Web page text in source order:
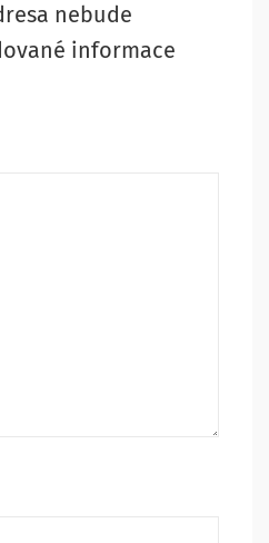
nebude
informace